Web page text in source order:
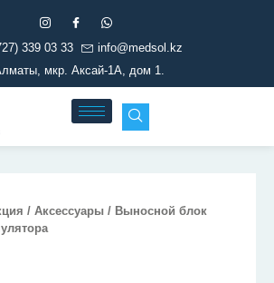
339 03 33
info@medsol.kz
мкр. Аксай-1А, дом 1.
/ Аксессуары / Выносной блок